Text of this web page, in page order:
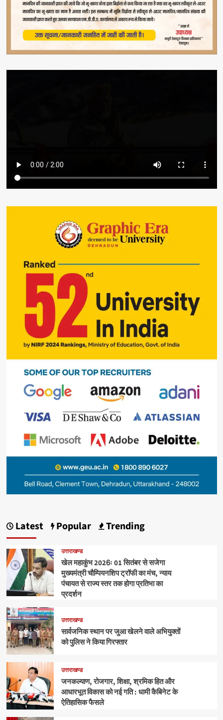
Latest Popular Trending
उत्तराखण्ड
खेल महाकुंभ 2026ः 01 सितंबर से सजेगा
मुख्यमंत्री चौम्पियनशिप ट्रॉफी का मंच, न्याय
पंचायत से राज्य स्तर तक होगा प्रतिभा का
प्रदर्शन
उत्तराखण्ड
सार्वजनिक स्थान पर जुआ खेलने वाले अभियुक्तों
को पुलिस ने किया गिरफ्तार
उत्तराखण्ड
जनकल्याण, रोजगार, शिक्षा, श्रमिक हित और
आधारभूत विकास को नई गति : धामी कैबिनेट के
ऐतिहासिक फैसले